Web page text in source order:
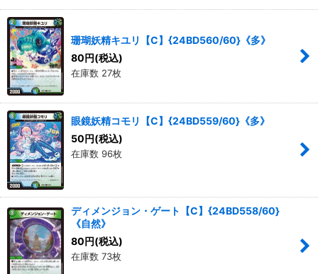
珊瑚妖精キユリ【C】{24BD560/60}《多》
80円(税込)
在庫数 27枚
眼鏡妖精コモリ【C】{24BD559/60}《多》
50円(税込)
在庫数 96枚
ディメンジョン・ゲート【C】{24BD558/60}
《自然》
80円(税込)
在庫数 73枚